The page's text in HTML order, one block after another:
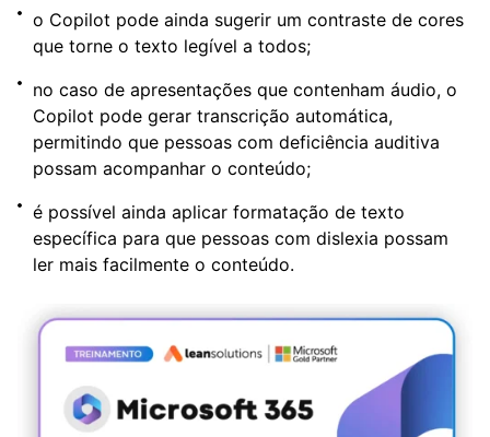
o Copilot pode ainda sugerir um contraste de cores
que torne o texto legível a todos;
no caso de apresentações que contenham áudio, o
Copilot pode gerar transcrição automática,
permitindo que pessoas com deficiência auditiva
possam acompanhar o conteúdo;
é possível ainda aplicar formatação de texto
específica para que pessoas com dislexia possam
ler mais facilmente o conteúdo.